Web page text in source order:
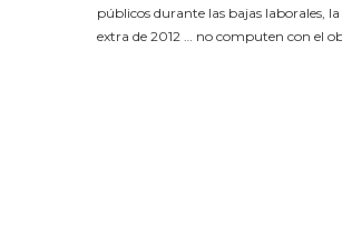
públicos durante las bajas laborales,
extra de 2012 … no computen con el